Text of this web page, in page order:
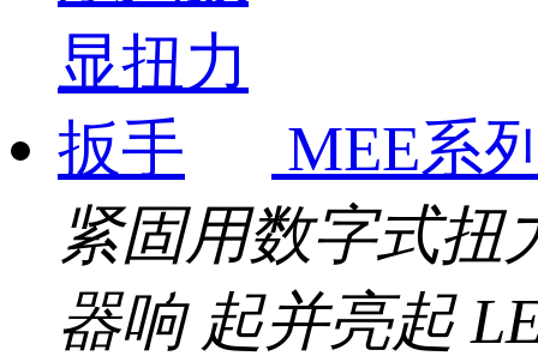
MEE系
紧固用数字式扭
器响 起并亮起